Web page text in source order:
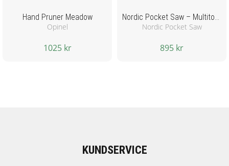
Hand Pruner Meadow
Opinel
1025 kr
Nordic Pocket Saw – Multitool 13
Nordic Pocket Saw
895 kr
KUNDSERVICE